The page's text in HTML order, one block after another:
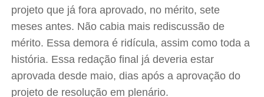
projeto que já fora aprovado, no mérito, sete
meses antes. Não cabia mais rediscussão de
mérito. Essa demora é ridícula, assim como toda a
história. Essa redação final já deveria estar
aprovada desde maio, dias após a aprovação do
projeto de resolução em plenário.